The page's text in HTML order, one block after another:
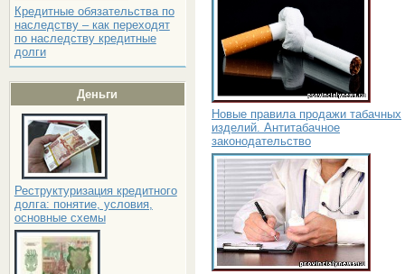
Кредитные обязательства по
наследству – как переходят
по наследству кредитные
долги
Деньги
Реструктуризация кредитного
долга: понятие, условия,
основные схемы
Новые правила продажи табачных
изделий. Антитабачное
законодательство